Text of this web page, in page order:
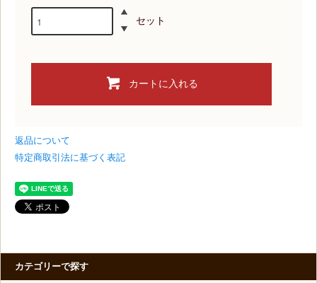
セット
カートに入れる
返品について
特定商取引法に基づく表記
カテゴリーで探す